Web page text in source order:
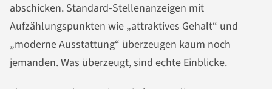
abschicken. Standard-Stellenanzeigen mit
Aufzählungspunkten wie „attraktives Gehalt“ und
„moderne Ausstattung“ überzeugen kaum noch
jemanden. Was überzeugt, sind echte Einblicke.